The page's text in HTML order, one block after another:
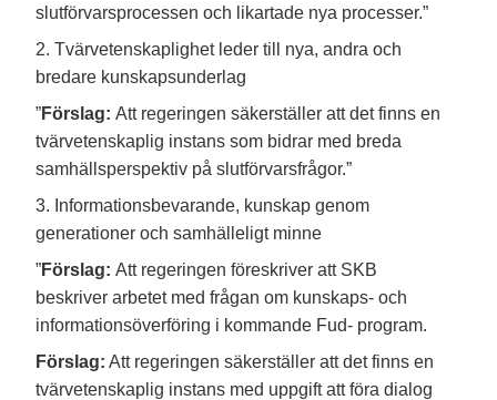
slutförvarsprocessen och likartade nya processer.”
2. Tvärvetenskaplighet leder till nya, andra och
bredare kunskapsunderlag
”Förslag: Att regeringen säkerställer att det finns en
tvärvetenskaplig instans som bidrar med breda
samhällsperspektiv på slutförvarsfrågor.”
3. Informationsbevarande, kunskap genom
generationer och samhälleligt minne
”Förslag: Att regeringen föreskriver att SKB
beskriver arbetet med frågan om kunskaps- och
informationsöverföring i kommande Fud- program.
Förslag: Att regeringen säkerställer att det finns en
tvärvetenskaplig instans med uppgift att föra dialog